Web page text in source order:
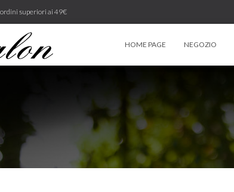
superiori ai 49€
HOME PAGE NEGOZIO